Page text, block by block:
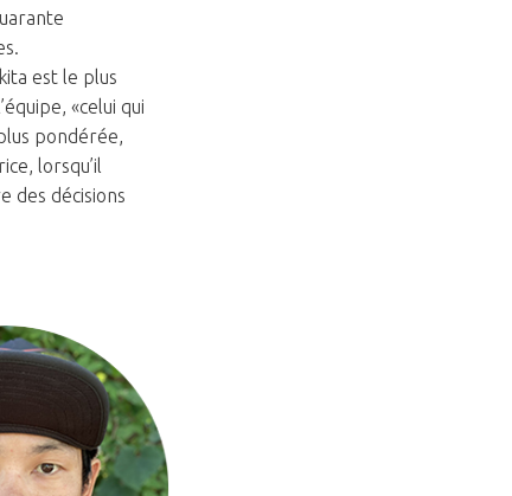
est le plus
«celui qui
pondérée,
lorsqu’il
des décisions